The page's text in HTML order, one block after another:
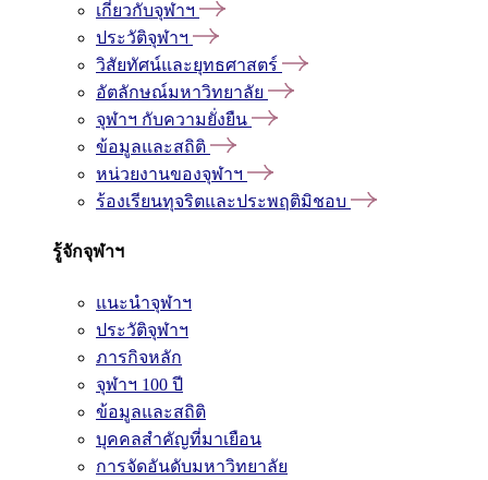
เกี่ยวกับจุฬาฯ
ประวัติจุฬาฯ
วิสัยทัศน์และยุทธศาสตร์
อัตลักษณ์มหาวิทยาลัย
จุฬาฯ กับความยั่งยืน
ข้อมูลและสถิติ
หน่วยงานของจุฬาฯ
ร้องเรียนทุจริตและประพฤติมิชอบ
รู้จักจุฬาฯ
แนะนำจุฬาฯ
ประวัติจุฬาฯ
ภารกิจหลัก
จุฬาฯ 100 ปี
ข้อมูลและสถิติ
บุคคลสำคัญที่มาเยือน
การจัดอันดับมหาวิทยาลัย